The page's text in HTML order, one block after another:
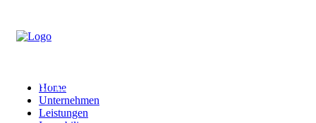
Home
Unternehmen
Leistungen